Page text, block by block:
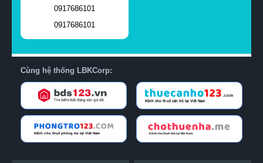
0917686101
0917686101
Cùng hệ thống LBKCorp: